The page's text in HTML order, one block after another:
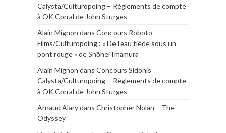
Calysta/Culturopoing – Règlements de compte
à OK Corral de John Sturges
Alain Mignon dans Concours Roboto
Films/Culturopoing : « De l’eau tiède sous un
pont rouge » de Shōhei Imamura
Alain Mignon dans Concours Sidonis
Calysta/Culturopoing – Règlements de compte
à OK Corral de John Sturges
Arnaud Alarydans Christopher Nolan – The
Odyssey